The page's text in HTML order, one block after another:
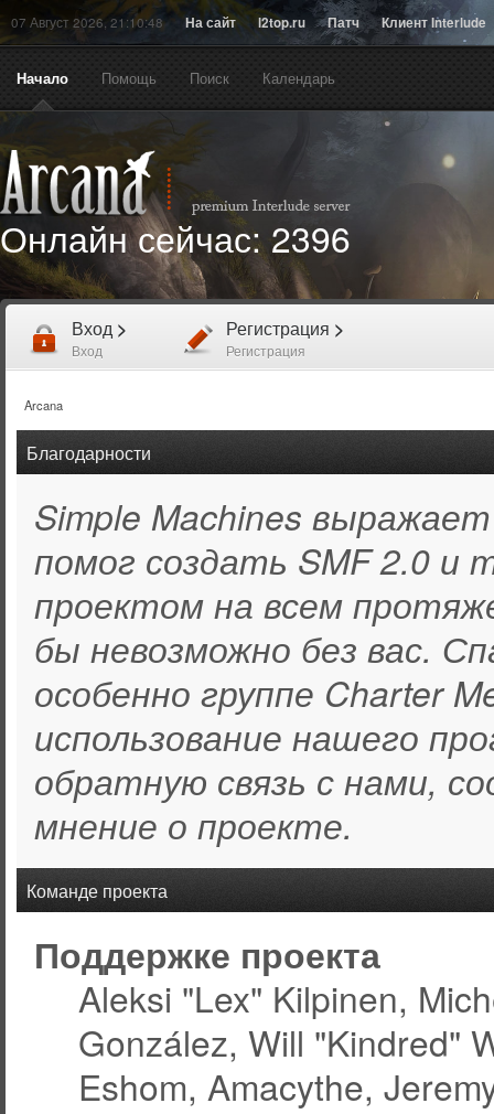
07 Август 2026, 21:10:48 На сайт l2top.ru Патч Клиент Interlude
Начало Помощь Поиск Календарь
Онлайн сейчас:2396
Вход >
Вход
Регистрация >
Регистрация
Arcana
Благодарности
Simple Machines
помог создать SMF 2.0 и
проектом на всем
бы невозможно без вас.
особенно группе Charter
использование нашего
обратную связь с нами,
мнение о проекте.
Команде проекта
Поддержке проекта
Aleksi "Lex" Kilpinen,
González, Will "Kindred"
Eshom, Amacythe,